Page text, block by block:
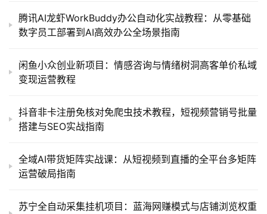
腾讯AI龙虾WorkBuddy办公自动化实战教程：从零基础
数字员工部署到AI高效办公全场景指南
闲鱼小众创业新项目：情感咨询与情绪树洞高客单价私域
变现运营教程
抖音非卡注册免核对免爬虫技术教程，短视频营销号批量
搭建与SEO实战指南
全域AI带货矩阵实战课：从短视频到直播的全平台多矩阵
运营破局指南
苏宁全自动采集挂机项目：蓝海网赚模式与店铺浏览权重